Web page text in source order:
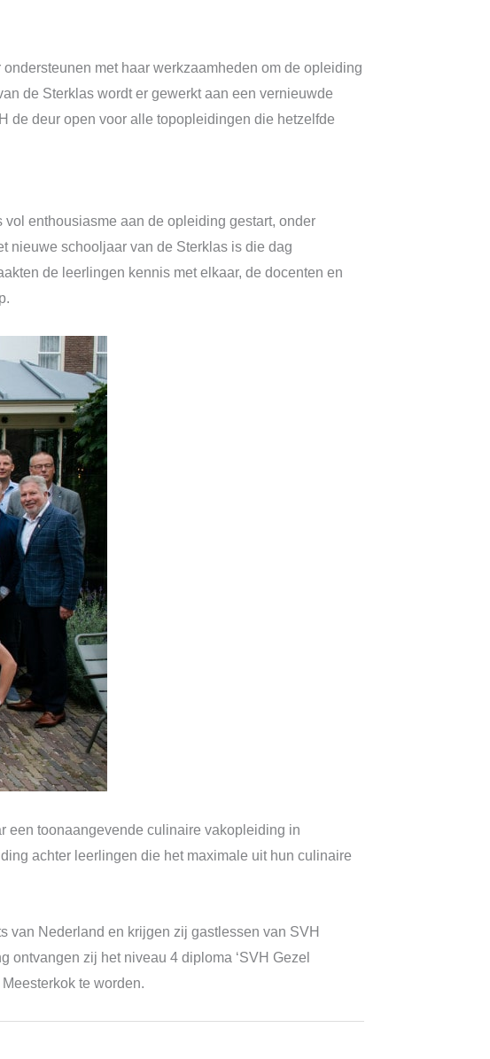
met haar werkzaamheden om de opleiding
de Sterklas wordt er gewerkt aan een vernieuwde
de deur open voor alle topopleidingen die hetzelfde
enthousiasme aan de opleiding gestart, onder
nieuwe schooljaar van de Sterklas is die dag
de leerlingen kennis met elkaar, de docenten en
een toonaangevende culinaire vakopleiding in
achter leerlingen die het maximale uit hun culinaire
van Nederland en krijgen zij gastlessen van SVH
zij het niveau 4 diploma ‘SVH Gezel
te worden.